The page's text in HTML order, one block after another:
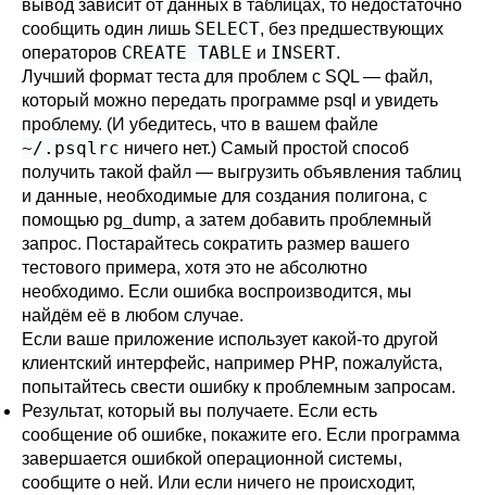
вывод зависит от данных в таблицах, то недостаточно
сообщить один лишь SELECT, без предшествующих
операторов CREATE TABLE и INSERT.
Лучший формат теста для проблем с SQL — файл,
который можно передать программе psql и увидеть
проблему. (И убедитесь, что в вашем файле
~/.psqlrc ничего нет.) Самый простой способ
получить такой файл — выгрузить объявления таблиц
и данные, необходимые для создания полигона, с
помощью pg_dump, а затем добавить проблемный
запрос. Постарайтесь сократить размер вашего
тестового примера, хотя это не абсолютно
необходимо. Если ошибка воспроизводится, мы
найдём её в любом случае.
Если ваше приложение использует какой-то другой
клиентский интерфейс, например PHP, пожалуйста,
попытайтесь свести ошибку к проблемным запросам.
Результат, который вы получаете. Если есть
сообщение об ошибке, покажите его. Если программа
завершается ошибкой операционной системы,
сообщите о ней. Или если ничего не происходит,